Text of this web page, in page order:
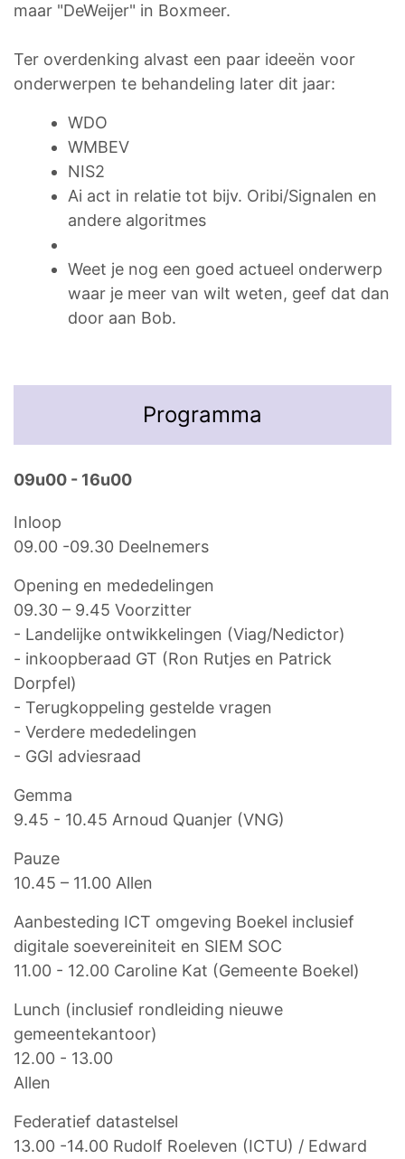
maar "DeWeijer" in Boxmeer.
Ter overdenking alvast een paar ideeën voor
onderwerpen te behandeling later dit jaar:
WDO
WMBEV
NIS2
Ai act in relatie tot bijv. Oribi/Signalen en
andere algoritmes
Weet je nog een goed actueel onderwerp
waar je meer van wilt weten, geef dat dan
door aan Bob.
Programma
09u00 - 16u00
Inloop
09.00 -09.30 Deelnemers
Opening en mededelingen
09.30 – 9.45 Voorzitter
- Landelijke ontwikkelingen (Viag/Nedictor)
- inkoopberaad GT (Ron Rutjes en Patrick
Dorpfel)
- Terugkoppeling gestelde vragen
- Verdere mededelingen
- GGI adviesraad
Gemma
9.45 - 10.45 Arnoud Quanjer (VNG)
Pauze
10.45 – 11.00 Allen
Aanbesteding ICT omgeving Boekel inclusief
digitale soevereiniteit en SIEM SOC
11.00 - 12.00 Caroline Kat (Gemeente Boekel)
Lunch (inclusief rondleiding nieuwe
gemeentekantoor)
12.00 - 13.00
Allen
Federatief datastelsel
13.00 -14.00 Rudolf Roeleven (ICTU) / Edward